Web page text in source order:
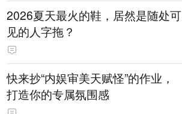
2026夏天最火的鞋，居然是随处可
见的人字拖？
快来抄“内娱审美天赋怪”的作业，
打造你的专属氛围感